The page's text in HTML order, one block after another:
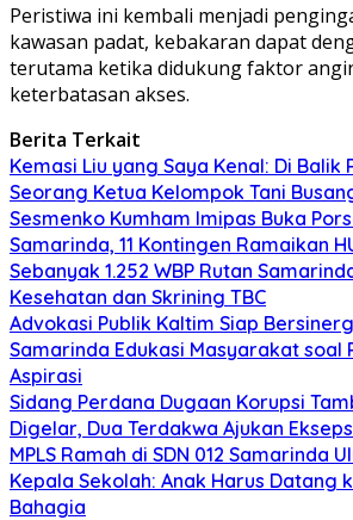
Peristiwa ini kembali menjadi
kawasan padat, kebakaran dapat
terutama ketika didukung faktor
keterbatasan akses.
Berita Terkait
Kemasi Liu yang Saya Kenal: Di Balik
Seorang Ketua Kelompok Tani
Sesmenko Kumham Imipas Buka
Samarinda, 11 Kontingen Ramaikan
Sebanyak 1.252 WBP Rutan
Kesehatan dan Skrining TBC
Advokasi Publik Kaltim Siap
Samarinda Edukasi Masyarakat soal
Aspirasi
Sidang Perdana Dugaan Korupsi
Digelar, Dua Terdakwa Ajukan
MPLS Ramah di SDN 012 Samarinda
Kepala Sekolah: Anak Harus Datang
Bahagia